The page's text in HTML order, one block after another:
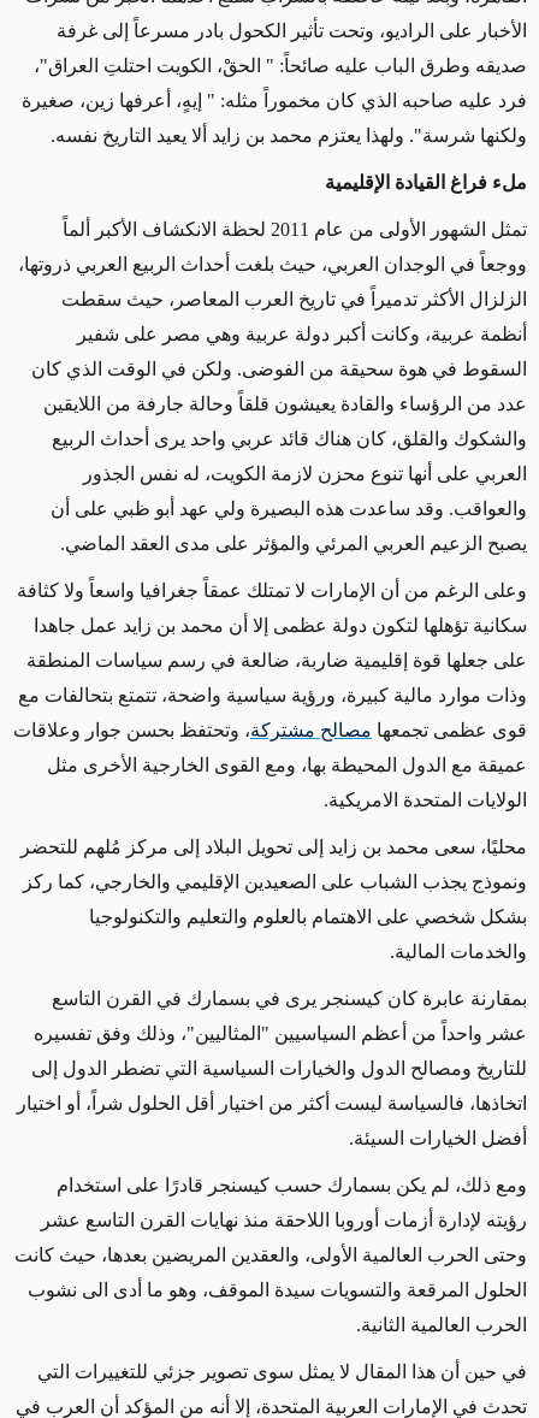
الأخبار على الراديو، وتحت تأثير الكحول بادر مسرعاً إلى غرفة
صديقه وطرق الباب عليه صائحاً: " الحقْ، الكويت احتلتِ العراق"،
فرد عليه صاحبه الذي كان مخموراً مثله: " إيهٍ، أعرفها زين، صغيرة
ولكنها شرسة". ولهذا يعتزم محمد بن زايد ألا يعيد التاريخ نفسه.
ملء فراغ القيادة الإقليمية
تمثل الشهور الأولى من عام 2011 لحظة الانكشاف الأكبر ألماً
ووجعاً في الوجدان العربي، حيث بلغت أحداث الربيع العربي ذروتها،
الزلزال الأكثر تدميراً في تاريخ العرب المعاصر، حيث سقطت
أنظمة عربية، وكانت أكبر دولة عربية وهي مصر على شفير
السقوط في هوة سحيقة من الفوضى. ولكن في الوقت الذي كان
عدد من الرؤساء والقادة يعيشون قلقاً وحالة جارفة من اللايقين
والشكوك والقلق، كان هناك قائد عربي واحد يرى أحداث الربيع
العربي على أنها تنوع محزن لازمة الكويت، له نفس الجذور
والعواقب. وقد ساعدت هذه البصيرة ولي عهد أبو ظبي على أن
يصبح الزعيم العربي المرئي والمؤثر على مدى العقد الماضي.
وعلى الرغم من أن الإمارات لا تمتلك عمقاً جغرافيا واسعاً ولا كثافة
سكانية تؤهلها لتكون دولة عظمى إلا أن محمد بن زايد عمل جاهدا
على جعلها قوة إقليمية ضاربة، ضالعة في رسم سياسات المنطقة
وذات موارد مالية كبيرة، ورؤية سياسية واضحة، تتمتع بتحالفات مع
قوى عظمى تجمعها مصالح مشتركة، وتحتفظ بحسن جوار وعلاقات
عميقة مع الدول المحيطة بها، ومع القوى الخارجية الأخرى مثل
الولايات المتحدة الامريكية.
محليًا، سعى محمد بن زايد إلى تحويل البلاد إلى مركز مُلهم للتحضر
ونموذج يجذب الشباب على الصعيدين الإقليمي والخارجي، كما ركز
بشكل شخصي على الاهتمام بالعلوم والتعليم والتكنولوجيا
والخدمات المالية.
بمقارنة عابرة كان كيسنجر يرى في بسمارك في القرن التاسع
عشر واحداً من أعظم السياسيين "المثاليين"، وذلك وفق تفسيره
للتاريخ ومصالح الدول والخيارات السياسية التي تضطر الدول إلى
اتخاذها، فالسياسة ليست أكثر من اختيار أقل الحلول شراً، أو اختيار
أفضل الخيارات السيئة.
ومع ذلك، لم يكن بسمارك حسب كيسنجر قادرًا على استخدام
رؤيته لإدارة أزمات أوروبا اللاحقة منذ نهايات القرن التاسع عشر
وحتى الحرب العالمية الأولى، والعقدين المريضين بعدها، حيث كانت
الحلول المرقعة والتسويات سيدة الموقف، وهو ما أدى الى نشوب
الحرب العالمية الثانية.
في حين أن هذا المقال لا يمثل سوى تصوير جزئي للتغييرات التي
تحدث في الإمارات العربية المتحدة، إلا أنه من المؤكد أن العرب في